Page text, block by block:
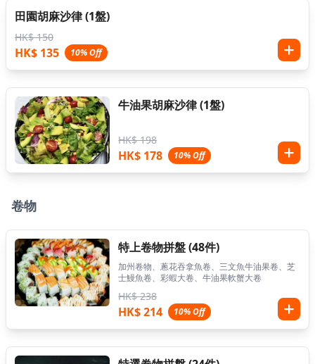
田園胡麻沙律 (1盤)
HK$ 150
HK$ 135 10% Off
牛油果胡麻沙律 (1盤)
HK$ 198
HK$ 178 10% Off
卷物
特上卷物拼盤 (48件)
加州卷物、蔥花吞拿魚卷、三文魚牛油果卷、芝
士鰻魚卷、彩蝦大卷、牛油果軟蟹大卷
HK$ 238
HK$ 214 10% Off